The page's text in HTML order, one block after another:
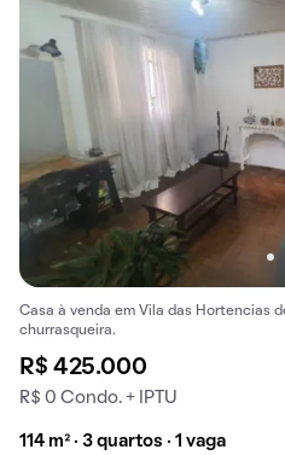
Casa à venda em Vila das Hortencias
churrasqueira.
R$ 425.000
R$ 0 Condo. + IPTU
114 m² · 3 quartos · 1 vaga